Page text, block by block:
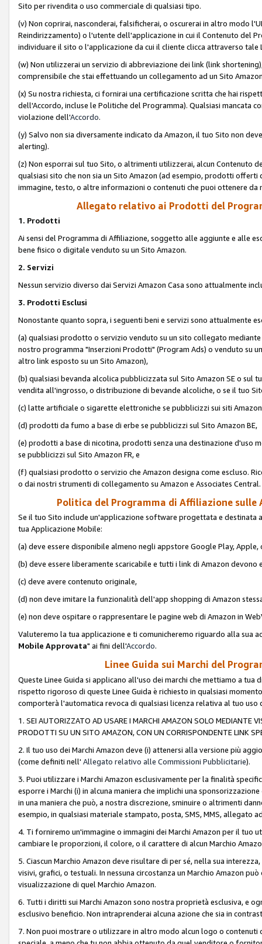
Sito per rivendita o uso commerciale di qualsiasi tipo.
(v) Non coprirai, nasconderai, falsificherai, o oscurerai in altro modo
Reindirizzamento) o l'utente dell'applicazione in cui il Contenuto del
individuare il sito o l'applicazione da cui il cliente clicca attraverso tale
(w) Non utilizzerai un servizio di abbreviazione dei link (link
comprensibile che stai effettuando un collegamento ad un Sito
(x) Su nostra richiesta, ci fornirai una certificazione scritta che hai
dell'Accordo, incluse le Politiche del Programma). Qualsiasi mancata
violazione dell'Accordo.
(y) Salvo non sia diversamente indicato da Amazon, il tuo Sito non
alerting).
(z) Non esporrai sul tuo Sito, o altrimenti utilizzerai, alcun Contenuto
qualsiasi sito che non sia un Sito Amazon (ad esempio, prodotti
immagine, testo, o altre informazioni o contenuti che puoi ottenere da
Allegato relativo ai Prodotti del
1. Prodotti
Ai sensi del Programma di Affiliazione, soggetto alle aggiunte e alle
bene fisico o digitale venduto su un Sito Amazon.
2. Servizi
Nessun servizio diverso dai Servizi Amazon Casa sono attualmente
3. Prodotti Esclusi
Nonostante quanto sopra, i seguenti beni e servizi sono attualmente
(a) qualsiasi prodotto o servizio venduto su un sito collegato
nostro programma "Inserzioni Prodotti" (Program Ads) o venduto su
altro link esposto su un Sito Amazon),
(b) qualsiasi bevanda alcolica pubblicizzata sul Sito Amazon SE o sul
vendita all'ingrosso, o distribuzione di bevande alcoliche, o se il tuo
(c) latte artificiale o sigarette elettroniche se pubblicizzi sui siti Amazon
(d) prodotti da fumo a base di erbe se pubblicizzi sul Sito Amazon BE,
(e) prodotti a base di nicotina, prodotti senza una destinazione d'uso
se pubblicizzi sul Sito Amazon FR, e
(f) qualsiasi prodotto o servizio che Amazon designa come escluso.
o dai nostri strumenti di collegamento su Amazon e Associates Central.
Politica del Programma di Affiliazione
Se il tuo Sito include un'applicazione software progettata e
tua Applicazione Mobile:
(a) deve essere disponibile almeno negli appstore Google Play, Apple,
(b) deve essere liberamente scaricabile e tutti i link di Amazon devono
(c) deve avere contenuto originale,
(d) non deve imitare la funzionalità dell'app shopping di Amazon
(e) non deve ospitare o rappresentare le pagine web di Amazon in
Valuteremo la tua applicazione e ti comunicheremo riguardo alla sua
Mobile Approvata" ai fini dell'Accordo.
Linee Guida sui Marchi del
Queste Linee Guida si applicano all'uso dei marchi che mettiamo a
rispetto rigoroso di queste Linee Guida è richiesto in qualsiasi
comporterà l'automatica revoca di qualsiasi licenza relativa al tuo uso
1. SEI AUTORIZZATO AD USARE I MARCHI AMAZON SOLO MEDIANTE
PRODOTTI SU UN SITO AMAZON, CON UN CORRISPONDENTE LINK
2. Il tuo uso dei Marchi Amazon deve (i) attenersi alla versione più
(come definiti nell' Allegato relativo alle Commissioni Pubblicitarie).
3. Puoi utilizzare i Marchi Amazon esclusivamente per la finalità
esporre i Marchi (i) in alcuna maniera che implichi una
in una maniera che può, a nostra discrezione, sminuire o altrimenti
esempio, in qualsiasi materiale stampato, posta, SMS, MMS,
4. Ti forniremo un'immagine o immagini dei Marchi Amazon per il tuo
cambiare le proporzioni, il colore, o il carattere di alcun Marchio
5. Ciascun Marchio Amazon deve risultare di per sé, nella sua
visivi, grafici, o testuali. In nessuna circostanza un Marchio Amazon
visualizzazione di quel Marchio Amazon.
6. Tutti i diritti sui Marchi Amazon sono nostra proprietà esclusiva, e
esclusivo beneficio. Non intraprenderai alcuna azione che sia in
7. Non puoi mostrare o utilizzare in altro modo alcun logo o